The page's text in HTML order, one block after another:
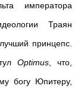
императора
Траян
принцепс.
Optimus, что,
богу Юпитеру,